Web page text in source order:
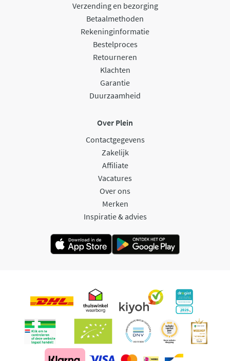
Verzending en bezorging
Betaalmethoden
Rekeninginformatie
Bestelproces
Retourneren
Klachten
Garantie
Duurzaamheid
Over Plein
Contactgegevens
Zakelijk
Affiliate
Vacatures
Over ons
Merken
Inspiratie & advies